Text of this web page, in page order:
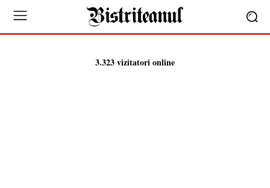
3.323 vizitatori online